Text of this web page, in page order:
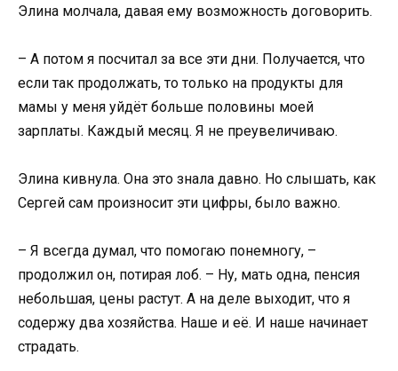
Элина молчала, давая ему возможность договорить.
– А потом я посчитал за все эти дни. Получается, что
если так продолжать, то только на продукты для
мамы у меня уйдёт больше половины моей
зарплаты. Каждый месяц. Я не преувеличиваю.
Элина кивнула. Она это знала давно. Но слышать, как
Сергей сам произносит эти цифры, было важно.
– Я всегда думал, что помогаю понемногу, –
продолжил он, потирая лоб. – Ну, мать одна, пенсия
небольшая, цены растут. А на деле выходит, что я
содержу два хозяйства. Наше и её. И наше начинает
страдать.